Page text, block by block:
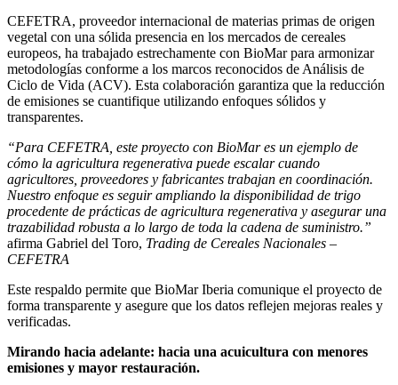
CEFETRA, proveedor internacional de materias primas de origen
vegetal con una sólida presencia en los mercados de cereales
europeos, ha trabajado estrechamente con BioMar para armonizar
metodologías conforme a los marcos reconocidos de Análisis de
Ciclo de Vida (ACV). Esta colaboración garantiza que la reducción
de emisiones se cuantifique utilizando enfoques sólidos y
transparentes.
“Para CEFETRA, este proyecto con BioMar es un ejemplo de
cómo la agricultura regenerativa puede escalar cuando
agricultores, proveedores y fabricantes trabajan en coordinación.
Nuestro enfoque es seguir ampliando la disponibilidad de trigo
procedente de prácticas de agricultura regenerativa y asegurar una
trazabilidad robusta a lo largo de toda la cadena de suministro.”
afirma Gabriel del Toro, Trading de Cereales Nacionales –
CEFETRA
Este respaldo permite que BioMar Iberia comunique el proyecto de
forma transparente y asegure que los datos reflejen mejoras reales y
verificadas.
Mirando hacia adelante: hacia una acuicultura con menores
emisiones y mayor restauración.